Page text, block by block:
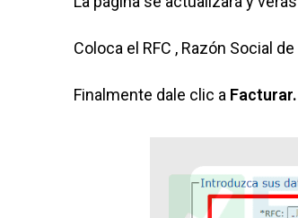
Coloca el RFC , Razón Social
Finalmente dale clic a Facturar.